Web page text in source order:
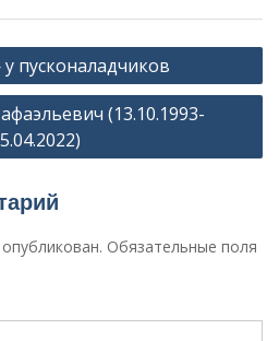
пусконаладчиков
(13.10.1993-
Обязательные поля